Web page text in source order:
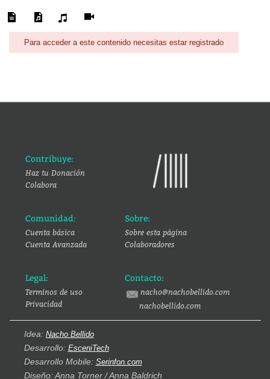
Para acceder a este contenido necesitas estar registrado
Contribuye:
Haz tu Donación
Colabora
Comunidad:
Cuenta básica
Cuenta Avanzada
Sobre:
Sobre esta página
Colaboradores
Legal:
Terminos de uso
Privacidad
Contacto:
nacho@nachobellido.com
nachobellido.com
Idea: Nacho Bellido
Desarrollo: EsceniTech
Desarrollo Mobile: Serinfon.com
Diseño: Anna Torner / Anna Baldrich